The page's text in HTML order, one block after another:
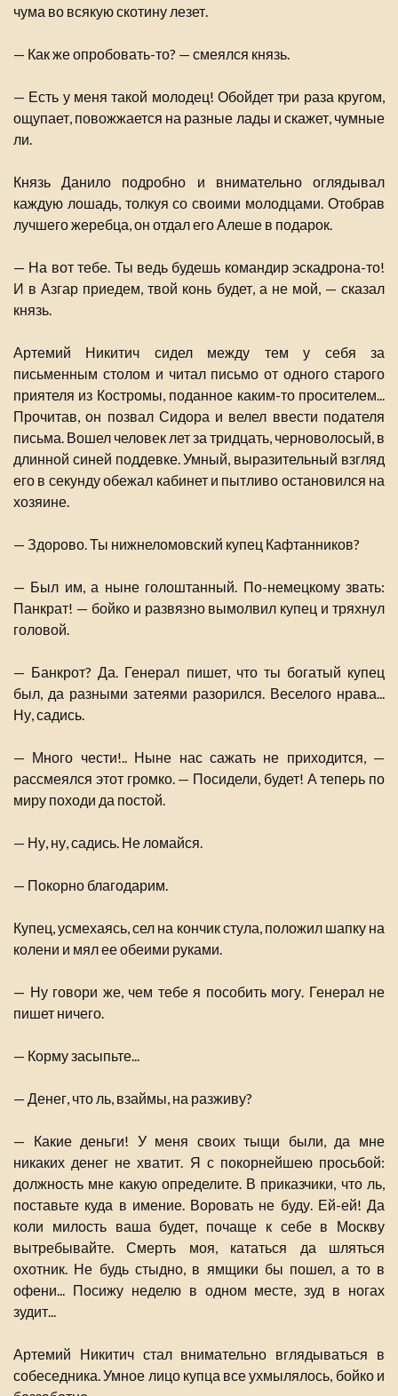
чума во всякую скотину лезет.
— Как же опробовать-то? — смеялся князь.
— Есть у меня такой молодец! Обойдет три раза кругом,
ощупает, повожжается на разные лады и скажет, чумные
ли.
Князь Данило подробно и внимательно оглядывал
каждую лошадь, толкуя со своими молодцами. Отобрав
лучшего жеребца, он отдал его Алеше в подарок.
— На вот тебе. Ты ведь будешь командир эскадрона-то!
И в Азгар приедем, твой конь будет, а не мой, — сказал
князь.
Артемий Никитич сидел между тем у себя за
письменным столом и читал письмо от одного старого
приятеля из Костромы, поданное каким-то просителем...
Прочитав, он позвал Сидора и велел ввести подателя
письма. Вошел человек лет за тридцать, черноволосый, в
длинной синей поддевке. Умный, выразительный взгляд
его в секунду обежал кабинет и пытливо остановился на
хозяине.
— Здорово. Ты нижнеломовский купец Кафтанников?
— Был им, а ныне голоштанный. По-немецкому звать:
Панкрат! — бойко и развязно вымолвил купец и тряхнул
головой.
— Банкрот? Да. Генерал пишет, что ты богатый купец
был, да разными затеями разорился. Веселого нрава...
Ну, садись.
— Много чести!.. Ныне нас сажать не приходится, —
рассмеялся этот громко. — Посидели, будет! А теперь по
миру походи да постой.
— Ну, ну, садись. Не ломайся.
— Покорно благодарим.
Купец, усмехаясь, сел на кончик стула, положил шапку на
колени и мял ее обеими руками.
— Ну говори же, чем тебе я пособить могу. Генерал не
пишет ничего.
— Корму засыпьте...
— Денег, что ль, взаймы, на разживу?
— Какие деньги! У меня своих тыщи были, да мне
никаких денег не хватит. Я с покорнейшею просьбой:
должность мне какую определите. В приказчики, что ль,
поставьте куда в имение. Воровать не буду. Ей-ей! Да
коли милость ваша будет, почаще к себе в Москву
вытребывайте. Смерть моя, кататься да шляться
охотник. Не будь стыдно, в ямщики бы пошел, а то в
офени... Посижу неделю в одном месте, зуд в ногах
зудит...
Артемий Никитич стал внимательно вглядываться в
собеседника. Умное лицо купца все ухмылялось, бойко и